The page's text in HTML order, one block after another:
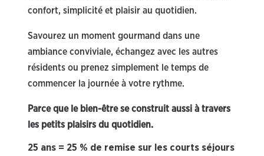
confort, simplicité et plaisir au quotidien.
Savourez un moment gourmand dans une
ambiance conviviale, échangez avec les autres
résidents ou prenez simplement le temps de
commencer la journée à votre rythme.
Parce que le bien-être se construit aussi à travers
les petits plaisirs du quotidien.
25 ans = 25 % de remise sur les courts séjours